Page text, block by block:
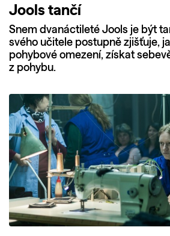
Jools tančí
Snem dvanáctileté Jools je být
svého učitele postupně zjišťuje,
pohybové omezení, získat
z pohybu.